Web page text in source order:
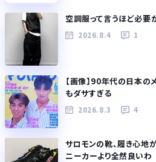
空調服って言うほど必要
2026.8.4 1
【画像】90年代の日本の
もダサすぎる
2026.8.3 4
サロモンの靴、履き心地
ニーカーより全然良いわ